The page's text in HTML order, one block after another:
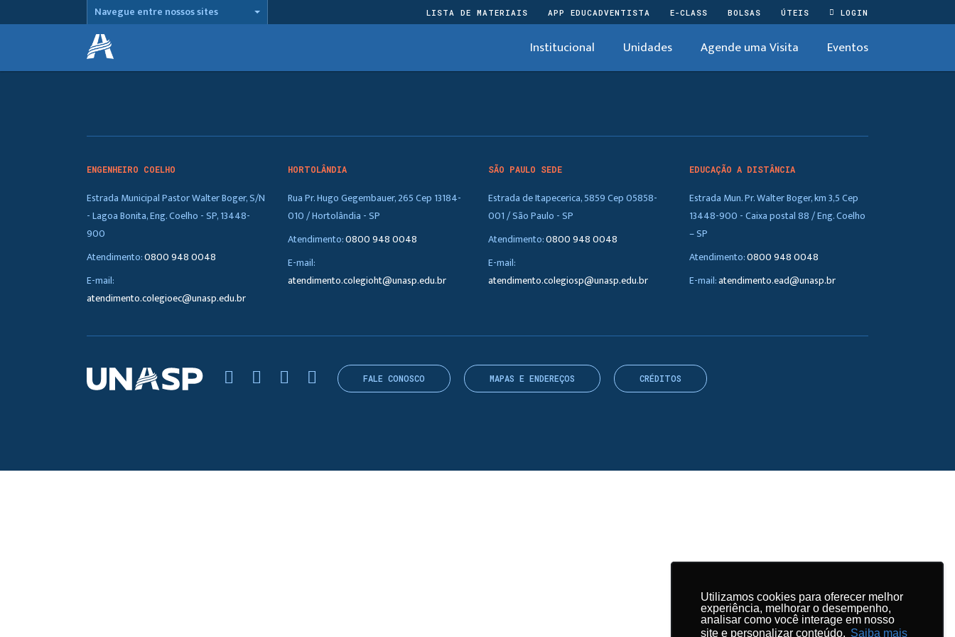
Utilizamos cookies para oferecer melhor
experiência, melhorar o desempenho,
analisar como você interage em nosso
site e personalizar conteúdo. Saiba mais
Utilizamos cookies para oferecer melhor
experiência, melhorar o desempenho,
analisar como você interage em nosso
site e personalizar conteúdo. Saiba mais
Navegue entre nossos sites LISTA DE MATERIAIS APP EDUCADVENTISTA E-CLASS BOLSAS ÚTEIS LOGIN
Institucional Unidades Agende uma Visita Eventos
ENGENHEIRO COELHO
Estrada Municipal Pastor Walter Boger, S/N
- Lagoa Bonita, Eng. Coelho - SP, 13448-
900
Atendimento:0800 948 0048
E-mail:
atendimento.colegioec@unasp.edu.br
HORTOLÂNDIA
Rua Pr. Hugo Gegembauer, 265 Cep 13184-
010 / Hortolândia - SP
Atendimento:0800 948 0048
E-mail:
atendimento.colegioht@unasp.edu.br
SÃO PAULO SEDE
Estrada de Itapecerica, 5859 Cep 05858-
001 / São Paulo - SP
Atendimento:0800 948 0048
E-mail:
atendimento.colegiosp@unasp.edu.br
EDUCAÇÃO A DISTÂNCIA
Estrada Mun. Pr. Walter Boger, km 3,5 Cep
13448-900 - Caixa postal 88 / Eng. Coelho
– SP
Atendimento:0800 948 0048
E-mail:atendimento.ead@unasp.br
FALE CONOSCO MAPAS E ENDEREÇOS CRÉDITOS